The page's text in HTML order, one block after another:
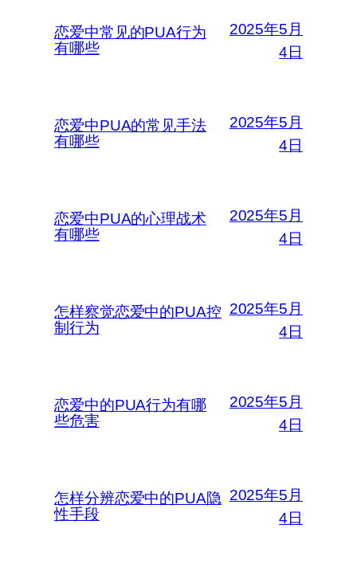
恋爱中常见的PUA行为
有哪些
2025年5月
4日
恋爱中PUA的常见手法
有哪些
2025年5月
4日
恋爱中PUA的心理战术
有哪些
2025年5月
4日
怎样察觉恋爱中的PUA控
制行为
2025年5月
4日
恋爱中的PUA行为有哪
些危害
2025年5月
4日
怎样分辨恋爱中的PUA隐
性手段
2025年5月
4日